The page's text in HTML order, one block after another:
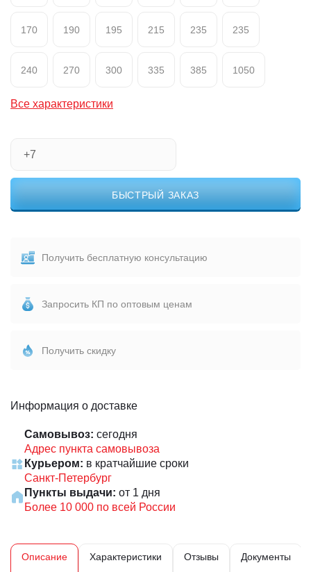
170 190 195 215 235 235
240 270 300 335 385 1050
Все характеристики
БЫСТРЫЙ ЗАКАЗ
Получить бесплатную консультацию
Запросить КП по оптовым ценам
Получить скидку
Информация о доставке
Самовывоз: сегодня
Адрес пункта самовывоза
Курьером: в кратчайшие сроки
Санкт-Петербург
Пункты выдачи: от 1 дня
Более 10 000 по всей России
Описание Характеристики Отзывы Документы